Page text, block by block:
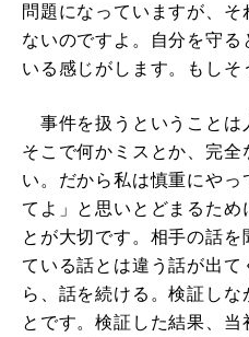
問題になっていますが、
ないのですよ。自分を守る
いる感じがします。もしそ
事件を扱うということは
そこで何かミスとか、完
い。だから私は慎重にや
てよ」と思いとどまるため
とが大切です。相手の話
ている話とは違う話が出
ら、話を続ける。検証しな
とです。検証した結果、